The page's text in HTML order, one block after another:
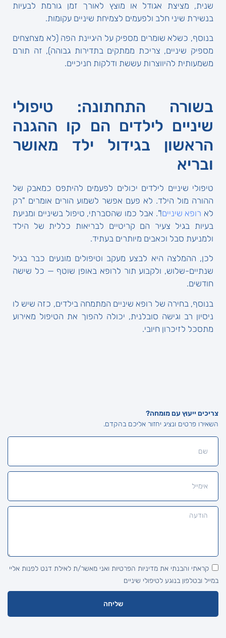
שנית, מציצת אגודל או מוצץ לאורך זמן גורמת לבעיות
בנשירת שיני חלב ולפעמים לצמיחת שיניים עקומות.
בנוסף, כשלא שומרים מספיק על היגיינת הפה (לא מצחצחים
מספיק שיניים, צריכת ממתקים בתדירות גבוהה), זה תורם
משמעותית להיווצרות עששת ודלקות חניכיים.
בשורה התחתונה: טיפולי
שיניים לילדים הם קו ההגנה
הראשון בגידול ילד מאושר
ובריא
טיפולי שיניים לילדים יכולים לפעמים להיתפס כמאבק של
ההורה מול הילד. לא פעם אפשר לשמוע הורים אומרים "רק
לא רופא שיניים!". אבל כמו שהסברתי, טיפול בשיניים ומניעת
בעיות בגיל צעיר הם קריטיים לבריאות כללית של הילד
ולמניעת סבל וכאבים מיותרים בעתיד.
לכן, ההמלצה היא לבצע מעקב וטיפולים מונעים כבר בגיל
שנתיים-שלוש, ולקבוע תור לרופא באופן שוטף — כל שישה
חודשים.
בנוסף, בחירה של רופא שיניים המתמחה בילדים, כזה שיש לו
ניסיון רב וגישה סובלנית, יכולה להפוך את הטיפול מאירוע
מתסכל לזיכרון חיובי.
צריכים ייעוץ עם מומחה?
השאירו פרטים ונציג יחזור אליכם בהקדם.
קראתי והבנתי את מדיניות הפרטיות ואני מאשר/ת לאילת דנט לפנות אליי
במייל ובטלפון בנוגע לטיפולי שיניים
שליחה